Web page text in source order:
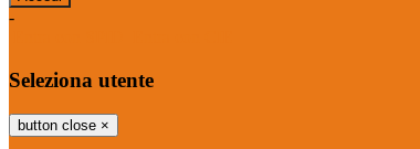
-
Seleziona utente
button close ×